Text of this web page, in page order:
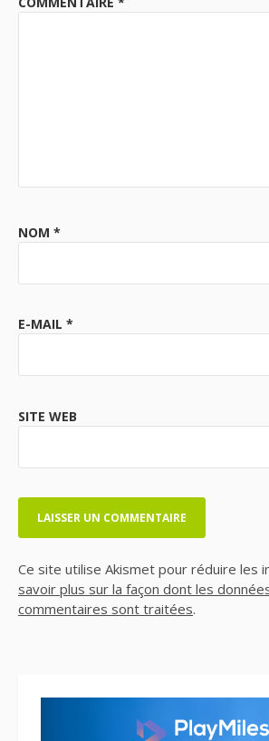
NOM *
E-MAIL *
SITE WEB
Ce site utilise Akismet pour réduire les
savoir plus sur la façon dont les
commentaires sont traitées.